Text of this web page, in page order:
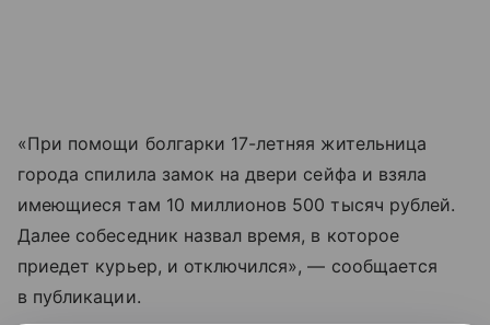
«При помощи болгарки 17-летняя жительница
города спилила замок на двери сейфа и взяла
имеющиеся там 10 миллионов 500 тысяч рублей.
Далее собеседник назвал время, в которое
приедет курьер, и отключился», — сообщается
в публикации.